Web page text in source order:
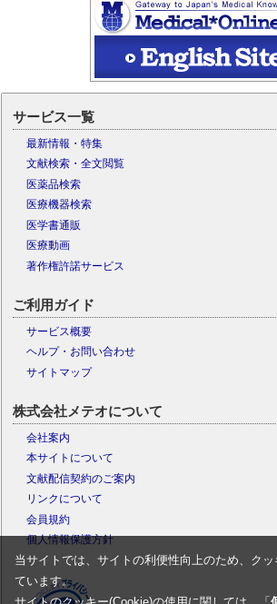
サービス一覧
最新情報・特集
文献検索・全文閲覧
医薬品検索
医療機器検索
医学書通販
医療動画
著作権許諾サービス
ご利用ガイド
サービス概要
ヘルプ・お問い合わせ
サイトマップ
株式会社メテオについて
会社案内
本サイトについて
文献配信契約のご案内
リンクについて
会員規約
個人情報保護方針
当サイトでは、サイトの利便性向上のため、ク
ています。